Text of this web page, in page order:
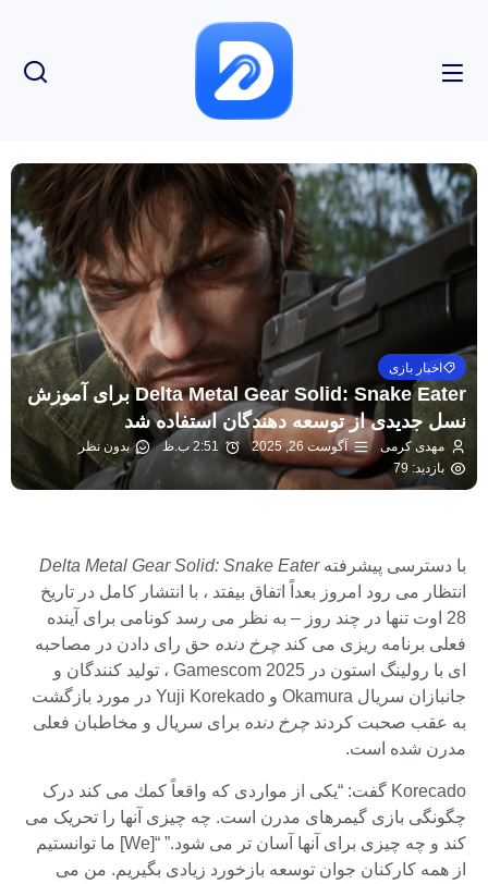
اخبار بازی
Delta Metal Gear Solid: Snake Eater برای آموزش
نسل جدیدی از توسعه دهندگان استفاده شد
مهدی کرمی آگوست 26, 2025 2:51 ب.ظ
بدون نظر
بازدید: 79
با دسترسی پیشرفتهDelta Metal Gear Solid: Snake Eater
انتظار می رود امروز بعداً اتفاق بیفتد ، با انتشار کامل در تاریخ
28 اوت تنها در چند روز – به نظر می رسد کونامی برای آینده
فعلی برنامه ریزی می کند چرخ دنده حق رای دادن در مصاحبه
ای با رولینگ استون در Gamescom 2025 ، تولید کنندگان و
جانبازان سریال Okamura و Yuji Korekado در مورد بازگشت
به عقب صحبت کردند چرخ دنده برای سریال و مخاطبان فعلی
مدرن شده است.
Korecado گفت: “یكی از مواردی كه واقعاً كمك می كند درک
چگونگی بازی گیمرهای مدرن است. چه چیزی آنها را تحریک می
کند و چه چیزی برای آنها آسان تر می شود.” “[We] ما توانستیم
از همه کارکنان جوان توسعه بازخورد زیادی بگیریم. من می